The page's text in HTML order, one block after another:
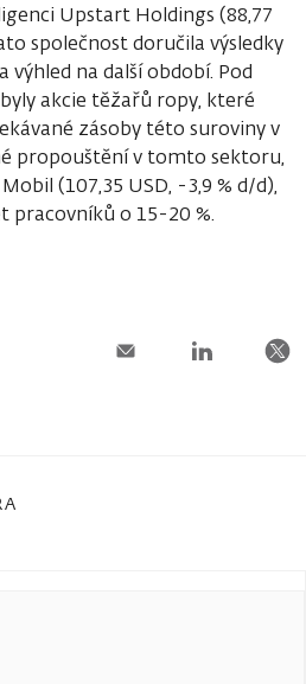
Upstart Holdings (88,77
společnost doručila výsledky
výhled na další období. Pod
akcie těžařů ropy, které
zásoby této suroviny v
propouštění v tomto sektoru,
(107,35 USD, -3,9 % d/d),
pracovníků o 15-20 %.